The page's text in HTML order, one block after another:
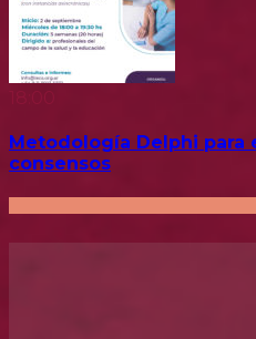
18:00
Metodología Delphi para
consensos